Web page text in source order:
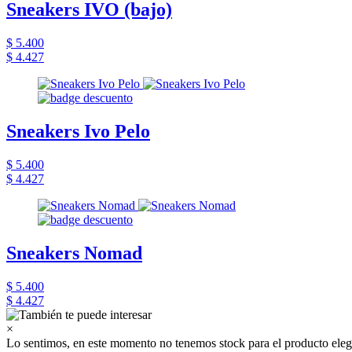
Sneakers IVO (bajo)
$ 5.400
$ 4.427
Sneakers Ivo Pelo
$ 5.400
$ 4.427
Sneakers Nomad
$ 5.400
$ 4.427
×
Lo sentimos, en este momento no tenemos stock para el producto